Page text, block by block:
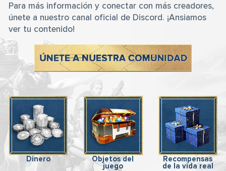
Para más información y conectar con más creadores,
únete a nuestro canal oficial de Discord. ¡Ansiamos
ver tu contenido!
Dinero Objetos del
juego
Recompensas
de la vida real